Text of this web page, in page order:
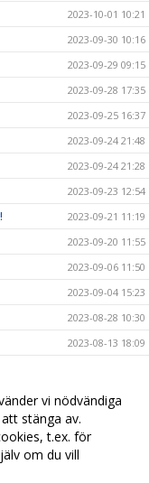
2023-10-01 10:21
2023-09-30 10:16
2023-09-29 09:15
2023-09-28 17:35
2023-09-25 16:37
2023-09-24 21:48
2023-09-24 21:28
2023-09-23 12:54
2023-09-21 11:19
2023-09-20 11:55
2023-09-06 11:50
2023-09-04 15:23
2023-08-28 10:30
2023-08-13 18:09
2023-08-01 14:36
2023-05-30 15:47
2023-05-01 10:42
vi nödvändiga
stänga av.
t.ex. för
om du vill